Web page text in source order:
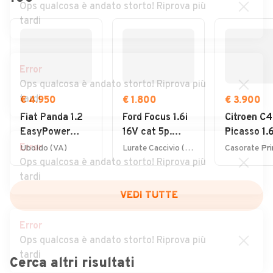
€ 4.950
Fiat Panda 1.2
EasyPower
Lounge
Uboldo (VA)
€ 1.800
Ford Focus 1.6i
16V cat 5p.
Ambiente
Lurate Caccivio (CO)
€ 3.900
Citroen C4
Picasso
7posti
VEDI TUTTE
Cerca altri risultati
Ops qualcosa è andato storto! Riprova più
tardi
Error
Ops qualcosa è andato storto! Riprova più
tardi
Error
Ops qualcosa è andato storto! Riprova più
tardi
Error
Ops qualcosa è andato storto! Riprova più
tardi